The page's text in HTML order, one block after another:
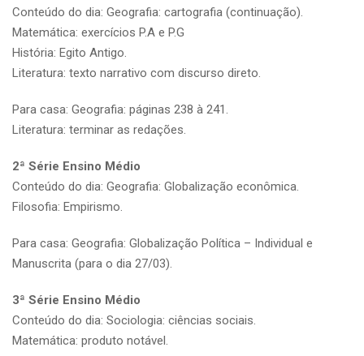
Conteúdo do dia: Geografia: cartografia (continuação).
Matemática: exercícios P.A e P.G
História: Egito Antigo.
Literatura: texto narrativo com discurso direto.
Para casa: Geografia: páginas 238 à 241.
Literatura: terminar as redações.
2ª Série Ensino Médio
Conteúdo do dia: Geografia: Globalização econômica.
Filosofia: Empirismo.
Para casa: Geografia: Globalização Política – Individual e
Manuscrita (para o dia 27/03).
3ª Série Ensino Médio
Conteúdo do dia: Sociologia: ciências sociais.
Matemática: produto notável.